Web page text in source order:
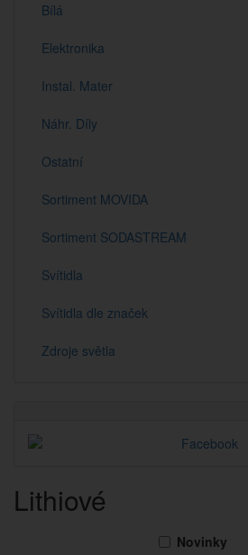
Bílá
Elektronika
Instal. Mater
Náhr. Díly
Ostatní
Sortiment MOVIDA
Sortiment SODASTREAM
Svítidla
Svítidla dle značek
Zdroje světla
Lithiové
Novinky